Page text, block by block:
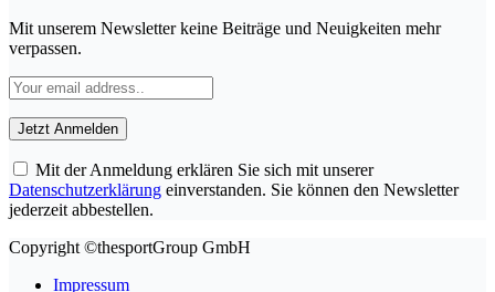
Mit unserem Newsletter keine Beiträge und Neuigkeiten mehr
verpassen.
Mit der Anmeldung erklären Sie sich mit unserer
Datenschutzerklärung einverstanden. Sie können den Newsletter
jederzeit abbestellen.
Copyright ©thesportGroup GmbH
Impressum